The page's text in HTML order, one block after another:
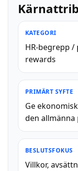
KATEGORI
HR-begrepp
rewards
PRIMÄRT SYFTE
Ge
den allmänna
BESLUTSFOKUS
Villkor,